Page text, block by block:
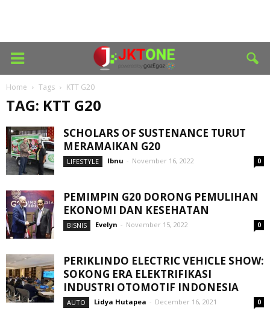
Home Tags KTT G20
TAG: KTT G20
SCHOLARS OF SUSTENANCE TURUT
MERAMAIKAN G20
LIFESTYLE Ibnu - November 16, 2022 0
PEMIMPIN G20 DORONG PEMULIHAN
EKONOMI DAN KESEHATAN
BISNIS Evelyn - November 15, 2022 0
PERIKLINDO ELECTRIC VEHICLE SHOW:
SOKONG ERA ELEKTRIFIKASI
INDUSTRI OTOMOTIF INDONESIA
AUTO Lidya Hutapea - December 16, 2021 0